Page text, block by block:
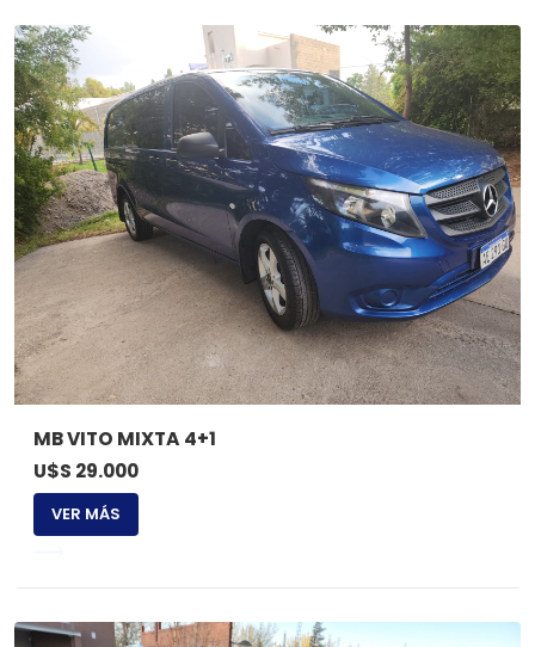
MB VITO MIXTA 4+1
U$S 29.000
VER MÁS